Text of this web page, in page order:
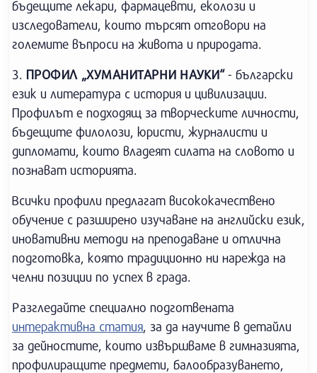
бъдещите лекари, фармацевти, еколози и
изследователи, които търсят отговори на
големите въпроси на живота и природата.
3. ПРОФИЛ „ХУМАНИТАРНИ НАУКИ“- български
език и литература с история и цивилизации.
Профилът е подходящ за творческите личности,
бъдещите филолози, юристи, журналисти и
дипломати, които владеят силата на словото и
познават историята.
Всички профили предлагат висококачествено
обучение с разширено изучаване на английски език,
иновативни методи на преподаване и отлична
подготовка, която традиционно ни нарежда на
челни позиции по успех в града.
Разгледайте специално подготвената
интерактивна статия, за да научите в детайли
за дейностите, които извършваме в гимназията,
профилиращите предмети, балообразуването,